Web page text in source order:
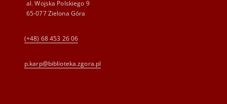
al. Wojska Polskiego 9
65-077 Zielona Góra
(+48) 68 453 26 06
p.karp@biblioteka.zgora.pl